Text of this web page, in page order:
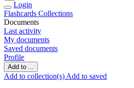
Login
Flashcards Collections
Documents
Last activity
My documents
Saved documents
Profile
Add to ...
Add to collection(s) Add to saved